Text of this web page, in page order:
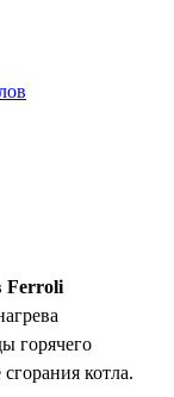
Ferroli
горячего
котла.